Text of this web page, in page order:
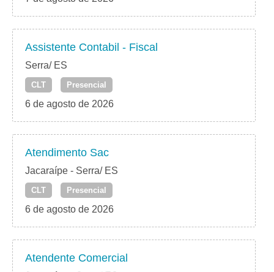
Assistente Contabil - Fiscal
Serra/ ES
CLT Presencial
6 de agosto de 2026
Atendimento Sac
Jacaraípe - Serra/ ES
CLT Presencial
6 de agosto de 2026
Atendente Comercial